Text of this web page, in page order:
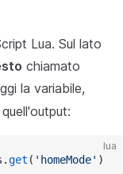
Lua. Sul lato
chiamato
la variabile,
lua
get ( 'homeMode' )